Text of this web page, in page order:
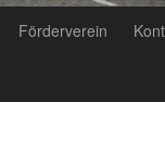
Förderverein